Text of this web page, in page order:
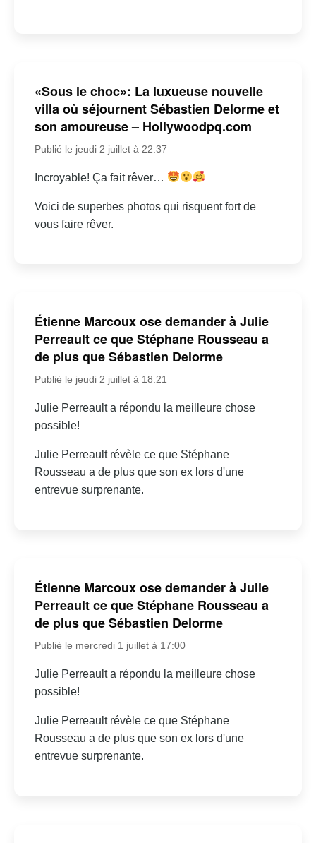
«Sous le choc»: La luxueuse nouvelle
villa où séjournent Sébastien Delorme et
son amoureuse – Hollywoodpq.com
Publié le jeudi 2 juillet à 22:37
Incroyable! Ça fait rêver…
Voici de superbes photos qui risquent fort de
vous faire rêver.
Étienne Marcoux ose demander à Julie
Perreault ce que Stéphane Rousseau a
de plus que Sébastien Delorme
Publié le jeudi 2 juillet à 18:21
Julie Perreault a répondu la meilleure chose
possible!
Julie Perreault révèle ce que Stéphane
Rousseau a de plus que son ex lors d'une
entrevue surprenante.
Étienne Marcoux ose demander à Julie
Perreault ce que Stéphane Rousseau a
de plus que Sébastien Delorme
Publié le mercredi 1 juillet à 17:00
Julie Perreault a répondu la meilleure chose
possible!
Julie Perreault révèle ce que Stéphane
Rousseau a de plus que son ex lors d'une
entrevue surprenante.